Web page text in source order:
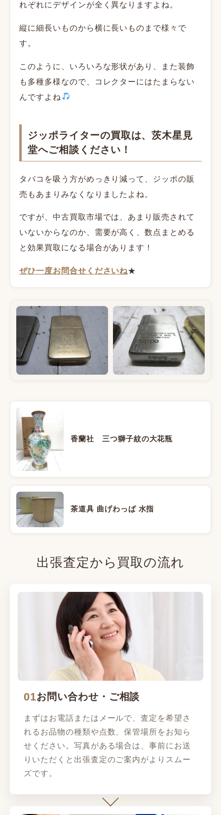
れぞれにデザインが全く異なりますよね。
縦に細長いものから横に長いものまで様々で
す。
このように、いろいろな形状があり、また装飾
も多種多様なので、コレクターにはたまらない
んですよね
ジッポライターの買取は、茨木星見
堂へご相談ください！
タバコを吸う方がめっきり減って、ジッポの販
売もあまりみなくなりましたよね。
ですが、中古買取市場では、あまり販売されて
いないからなのか、需要が高く、数点まとめる
と効果買取になる場合があります！
ぜひ一度お問合せくださいね★
香蘭社 三つ獅子紋の大花瓶
茶道具 曲げわっぱ 水指
出張査定から買取の流れ
01お問い合わせ・ご相談
まずはお電話またはメールで、査定を希望さ
れるお品物の種類や点数、保管場所をお知ら
せください。写真がある場合は、事前にお送
りいただくと出張査定のご案内がよりスムー
ズです。